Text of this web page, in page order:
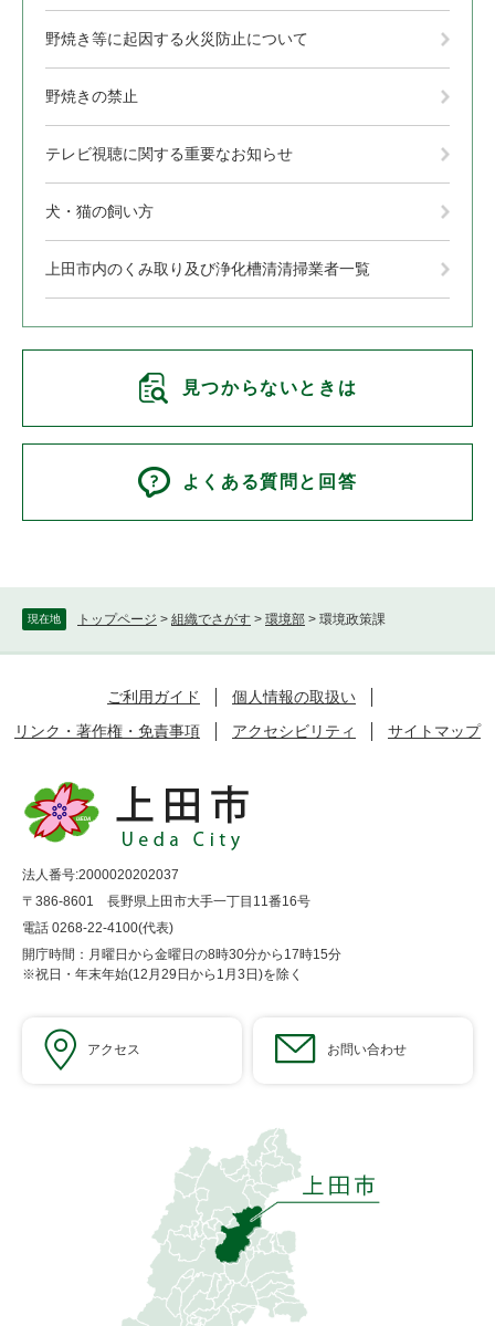
現在地 トップページ > 組織でさがす > 環境部 > 環境政策課
野焼き等に起因する火災防止について
野焼きの禁止
テレビ視聴に関する重要なお知らせ
犬・猫の飼い方
上田市内のくみ取り及び浄化槽清清掃業者一覧
見つからないときは
よくある質問と回答
ご利用ガイド
個人情報の取扱い
リンク・著作権・免責事項
アクセシビリティ サイトマップ
法人番号:2000020202037
〒386-8601 長野県上田市大手一丁目11番16号
電話 0268-22-4100(代表)
開庁時間：月曜日から金曜日の8時30分から17時15分
※祝日・年末年始(12月29日から1月3日)を除く
アクセス お問い合わせ